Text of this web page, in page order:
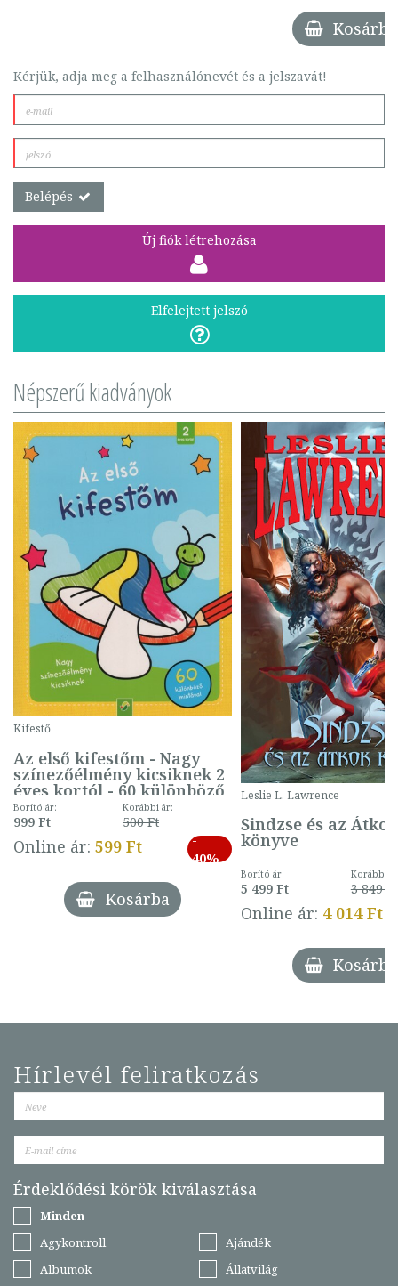
Kosárba
Kérjük, adja meg a felhasználónevét és a jelszavát!
Belépés
Új fiók létrehozása
Elfelejtett jelszó
Népszerű kiadványok
Kifestő
Az első kifestőm - Nagy
színezőélmény kicsiknek 2
éves kortól - 60 különböző
mintával (gombás)
Borító ár:
999 Ft
Korábbi ár:
500 Ft
Online ár: 599 Ft
-
40%
Kosárba
Leslie L. Lawrence
Sindzse és az Átkok
könyve
Borító ár:
5 499 Ft
Korábbi
3 849 Ft
Online ár: 4 014 Ft
Kosárba
Hírlevél feliratkozás
Érdeklődési körök kiválasztása
Minden
Agykontroll
Ajándék
Albumok
Állatvilág